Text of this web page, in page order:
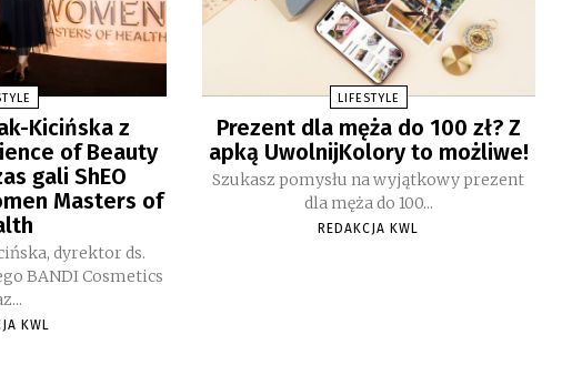
Kicińska z
of Beauty
gali ShEO
Masters of
dyrektor ds.
BANDI Cosmetics
KWL
LIFESTYLE
Prezent dla męża do 100 zł? Z
apką UwolnijKolory to możliwe!
Szukasz pomysłu na wyjątkowy prezent
dla męża do 100...
REDAKCJA KWL